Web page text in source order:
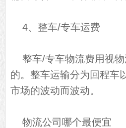
4、整车/专车运费
整车/专车物流费用视
的。整车运输分为回程车
市场的波动而波动。
物流公司哪个最便宜